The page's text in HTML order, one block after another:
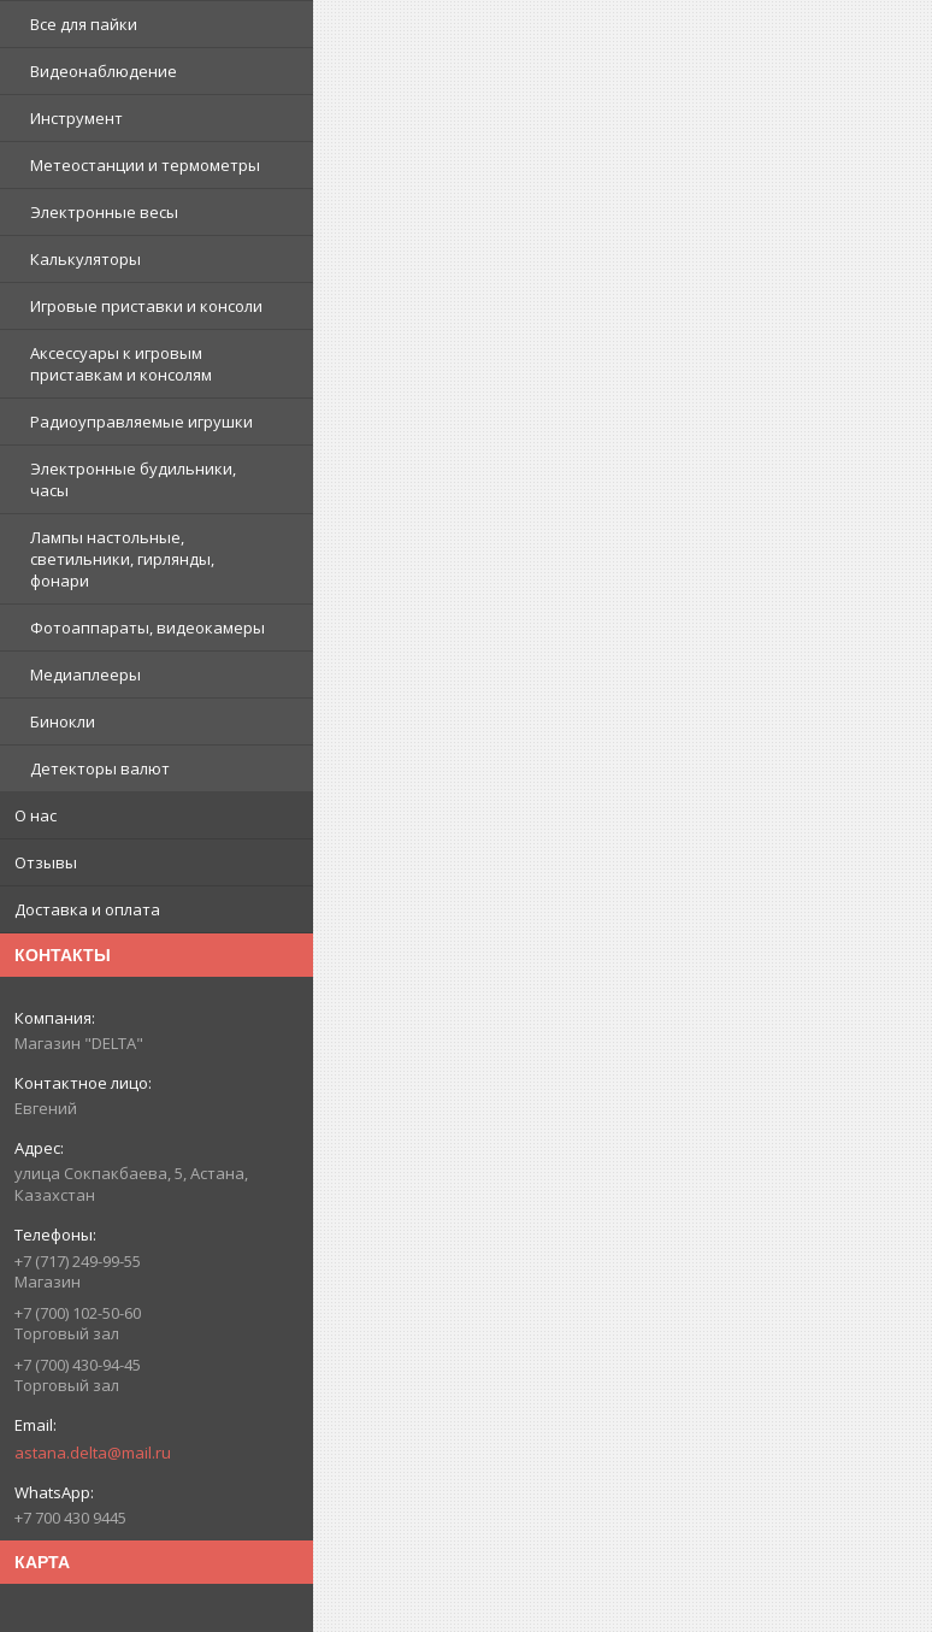
Все для пайки
Видеонаблюдение
Инструмент
Метеостанции и термометры
Электронные весы
Калькуляторы
Игровые приставки и консоли
Аксессуары к игровым
приставкам и консолям
Радиоуправляемые игрушки
Электронные будильники,
часы
Лампы настольные,
светильники, гирлянды,
фонари
Фотоаппараты, видеокамеры
Медиаплееры
Бинокли
Детекторы валют
О нас
Отзывы
Доставка и оплата
КОНТАКТЫ
Магазин "DELTA"
Евгений
улица Сокпакбаева, 5, Астана,
Казахстан
+7 (717) 249-99-55
Магазин
+7 (700) 102-50-60
Торговый зал
+7 (700) 430-94-45
Торговый зал
astana.delta@mail.ru
+7 700 430 9445
КАРТА